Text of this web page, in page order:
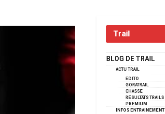
Trail
BLOG DE TRAIL
ACTU TRAIL
EDITO
GORATRAIL
CHASSE
RÉSULTATS TRAILS
PREMIUM
INFOS ENTRAINEMENT